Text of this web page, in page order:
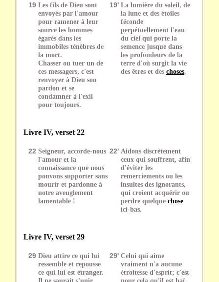
19 Les fils de Dieu sont
envoyés par l'amour
pour ramener à leur
source les hommes
égarés dans les
immobiles ténèbres de
la mort.
Chasser ou tuer un de
ces messagers, c'est
renvoyer à Dieu son
pardon et se
condamner à l'exil
pour toujours.
19' La lumière du soleil, de
la lune et des étoiles
féconde
perpétuellement l'eau
du ciel qui porte la
semence jusque dans
les profondeurs de la
terre d'où surgit la vie
des êtres et des choses.
Livre IV, verset 22
22 Seigneur, accorde-nous
l'amour et la
connaissance que nous
pouvons supporter sans
mourir et pardonne à
notre aveuglement
lamentable !
22' Aidons discrètement
ceux qui souffrent, afin
d'éviter les
remerciements ou les
insultes des ignorants,
qui croient acquérir ou
perdre quelque chose
ici-bas.
Livre IV, verset 29
29 Dieu attire ce qui lui
ressemble et repousse
ce qui lui est étranger.
Il ne saurait s'unir
29' Celui qui aime
vraiment n'a aucune
étroitesse d'esprit; c'est
pour cela qu'il est haï